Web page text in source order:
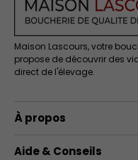
Maison Lascours, votre
propose de découvrir des
direct de l'élevage.
À propos
Aide & Conseils